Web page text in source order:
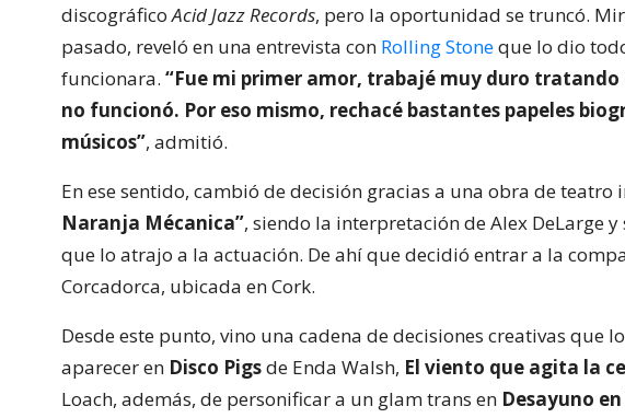
discográficoAcid Jazz Records, pero la oportunidad se truncó.
pasado, reveló en una entrevista con Rolling Stoneque lo dio
funcionara. “Fue mi primer amor, trabajé muy duro tratando
no funcionó. Por eso mismo, rechacé bastantes papeles
músicos”, admitió.
En ese sentido, cambió de decisión gracias a una obra de teatro
Naranja Mécanica”, siendo la interpretación de Alex DeLarge y
que lo atrajo a la actuación. De ahí que decidió entrar a la
Corcadorca, ubicada en Cork.
Desde este punto, vino una cadena de decisiones creativas que
aparecer en Disco Pigsde Enda Walsh, El viento que agita la
Loach, además, de personificar a un glam trans en Desayuno